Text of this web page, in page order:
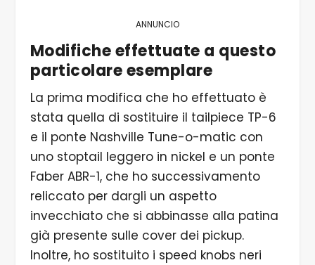
ANNUNCIO
Modifiche effettuate a questo
particolare esemplare
La prima modifica che ho effettuato è
stata quella di sostituire il tailpiece TP-6
e il ponte Nashville Tune-o-matic con
uno stoptail leggero in nickel e un ponte
Faber ABR-1, che ho successivamento
reliccato per dargli un aspetto
invecchiato che si abbinasse alla patina
già presente sulle cover dei pickup.
Inoltre, ho sostituito i speed knobs neri